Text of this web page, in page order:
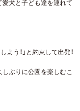
愛犬と子ども達を連れて
う！」と約束して出発！
ぶりに公園を楽しむこ